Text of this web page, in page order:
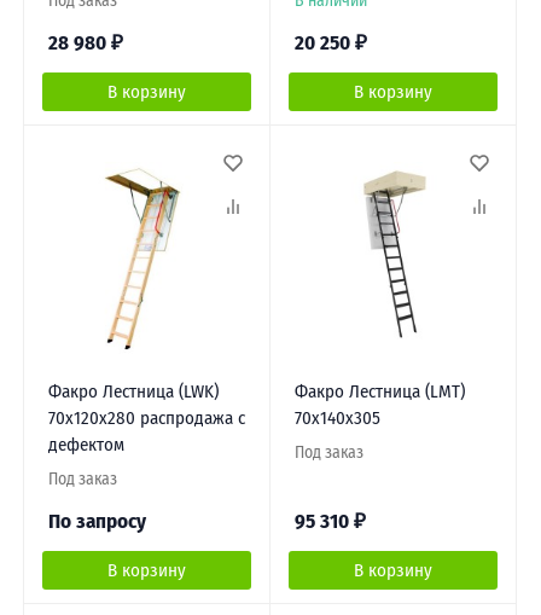
28 980 ₽
В корзину
20 250 ₽
В корзину
Факро Лестница (LWK)
70х120х280 распродажа с
дефектом
Под заказ
По запросу
В корзину
Факро Лестница (LMT)
70х140х305
Под заказ
95 310 ₽
В корзину